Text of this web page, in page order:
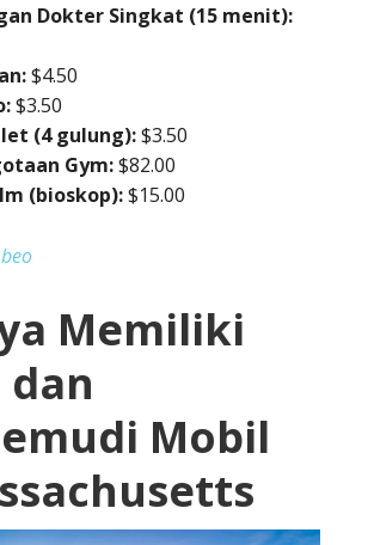
Dokter Singkat (15 menit):
$4.50
$3.50
(4 gulung):$3.50
Gym:$82.00
(bioskop):$15.00
Memiliki
Mobil